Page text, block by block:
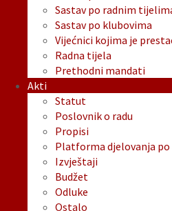
Sastav po radnim
Sastav po klubovima
Vijećnici kojima je
Radna tijela
Prethodni mandati
Akti
Statut
Poslovnik o radu
Propisi
Platforma djelovanja po
Izvještaji
Budžet
Odluke
Ostalo